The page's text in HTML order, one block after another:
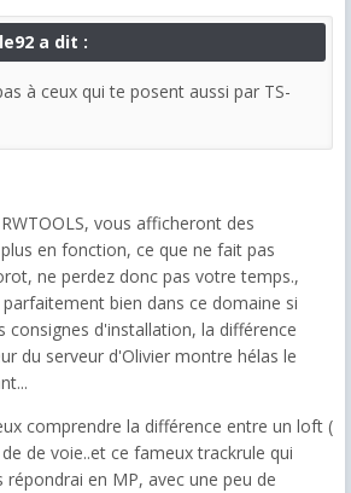
a dit :
à ceux qui te posent aussi par TS-
vous afficheront des
en fonction, ce que ne fait pas
ne perdez donc pas votre temps.,
bien dans ce domaine si
consignes d'installation, la différence
du serveur d'Olivier montre hélas le
comprendre la différence entre un loft (
de voie..et ce fameux trackrule qui
en MP, avec une peu de